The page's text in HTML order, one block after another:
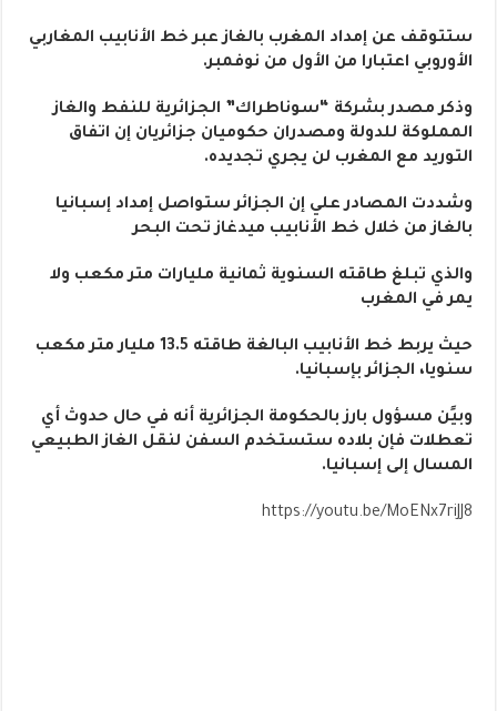
ستتوقف عن إمداد المغرب بالغاز عبر خط الأنابيب المغاربي
الأوروبي اعتبارا من الأول من نوفمبر.
وذكر مصدر بشركة “سوناطراك” الجزائرية للنفط والغاز
المملوكة للدولة ومصدران حكوميان جزائريان إن اتفاق
التوريد مع المغرب لن يجري تجديده.
وشددت المصادر علي إن الجزائر ستواصل إمداد إسبانيا
بالغاز من خلال خط الأنابيب ميدغاز تحت البحر
والذي تبلغ طاقته السنوية ثمانية مليارات متر مكعب ولا
يمر في المغرب
حيث يربط خط الأنابيب البالغة طاقته 13.5 مليار متر مكعب
سنويا، الجزائر بإسبانيا.
وبيًن مسؤول بارز بالحكومة الجزائرية أنه في حال حدوث أي
تعطلات فإن بلاده ستستخدم السفن لنقل الغاز الطبيعي
المسال إلى إسبانيا.
https://youtu.be/MoENx7riJJ8